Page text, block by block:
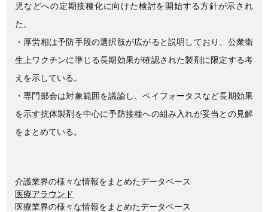
児などへの定期接種化に向けた検討を開始する方針が示され
た。
・厚労相は予防手段の選択肢が広がると説明しており、公衆衛
生上ワクチンに準じる長期効果が確認された製剤に限定する考
えを示している。
・専門部会は対象範囲を議論し、ベイフォータスなど長期効果
を示す抗体製剤を中心に予防接種への組み入れが妥当との見解
をまとめている。
介護業界の様々な情報をまとめたデータベース
医療アラウンド
医療業界の様々な情報をまとめたデータベース